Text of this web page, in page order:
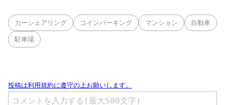
カーシェアリング コインパーキング マンション 自動車
駐車場